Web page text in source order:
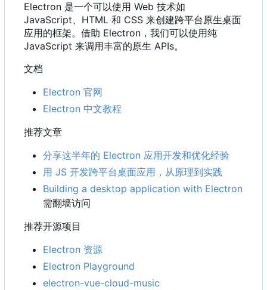
Electron 是一个可以使用 Web 技术如
JavaScript、HTML 和 CSS 来创建跨平台原生桌面
应用的框架。借助 Electron ， 我们可以使用纯
JavaScript 来调用丰富的原生 APIs。
文档
Electron 官网
Electron 中文教程
推荐文章
分享这半年的 Electron 应用开发和优化经验
用 JS 开发跨平台桌面应用，从原理到实践
Building a desktop application with Electron
需翻墙访问
推荐开源项目
Electron 资源
Electron Playground
electron-vue-cloud-music